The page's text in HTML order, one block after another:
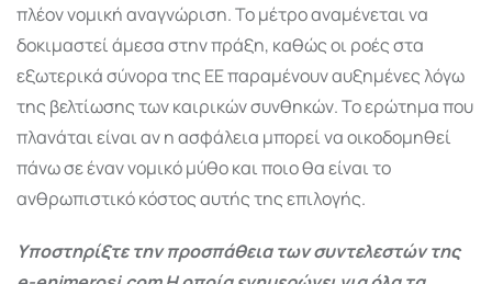
πλέον νομική αναγνώριση. Το μέτρο αναμένεται να
δοκιμαστεί άμεσα στην πράξη, καθώς οι ροές στα
εξωτερικά σύνορα της ΕΕ παραμένουν αυξημένες λόγω
της βελτίωσης των καιρικών συνθηκών. Το ερώτημα που
πλανάται είναι αν η ασφάλεια μπορεί να οικοδομηθεί
πάνω σε έναν νομικό μύθο και ποιο θα είναι το
ανθρωπιστικό κόστος αυτής της επιλογής.
Υποστηρίξτε την προσπάθεια των συντελεστών της